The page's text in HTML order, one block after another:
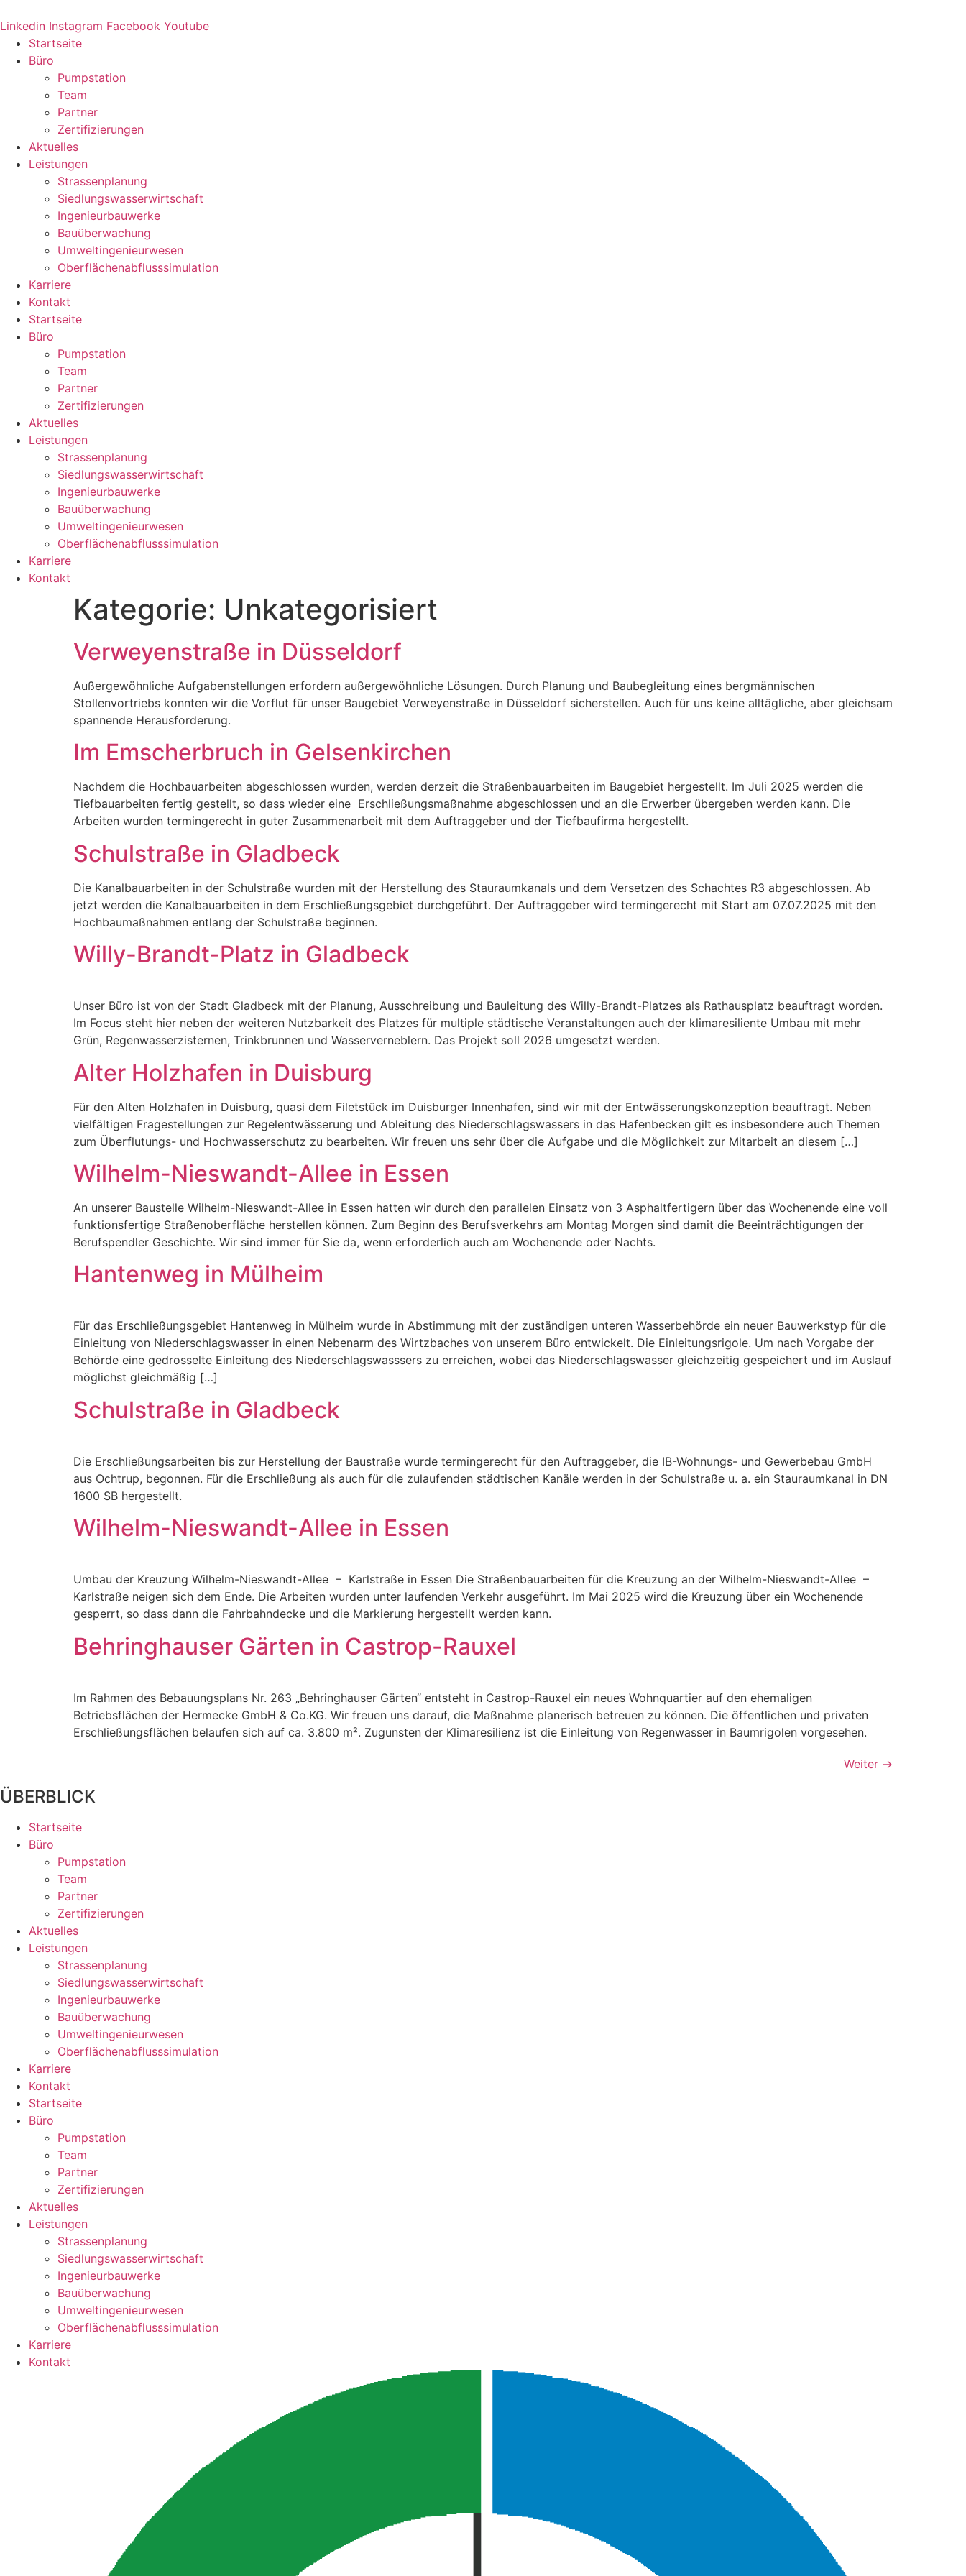
Inhalt
springen
Linkedin Instagram Facebook Youtube
Startseite
Büro
Pumpstation
Team
Partner
Zertifizierungen
Aktuelles
Leistungen
Strassenplanung
Siedlungswasserwirtschaft
Ingenieurbauwerke
Bauüberwachung
Umweltingenieurwesen
Oberflächenabflusssimulation
Karriere
Kontakt
Startseite
Büro
Pumpstation
Team
Partner
Zertifizierungen
Aktuelles
Leistungen
Strassenplanung
Siedlungswasserwirtschaft
Ingenieurbauwerke
Bauüberwachung
Umweltingenieurwesen
Oberflächenabflusssimulation
Karriere
Kontakt
Kategorie: Unkategorisiert
Verweyenstraße in Düsseldorf
Außergewöhnliche Aufgabenstellungen erfordern außergewöhnliche Lösungen. Durch Planung und Baubegleitung eines bergmännischen
Stollenvortriebs konnten wir die Vorflut für unser Baugebiet Verweyenstraße in Düsseldorf sicherstellen. Auch für uns keine alltägliche, aber gleichsam
spannende Herausforderung.
Im Emscherbruch in Gelsenkirchen
Nachdem die Hochbauarbeiten abgeschlossen wurden, werden derzeit die Straßenbauarbeiten im Baugebiet hergestellt. Im Juli 2025 werden die
Tiefbauarbeiten fertig gestellt, so dass wieder eine Erschließungsmaßnahme abgeschlossen und an die Erwerber übergeben werden kann. Die
Arbeiten wurden termingerecht in guter Zusammenarbeit mit dem Auftraggeber und der Tiefbaufirma hergestellt.
Schulstraße in Gladbeck
Die Kanalbauarbeiten in der Schulstraße wurden mit der Herstellung des Stauraumkanals und dem Versetzen des Schachtes R3 abgeschlossen. Ab
jetzt werden die Kanalbauarbeiten in dem Erschließungsgebiet durchgeführt. Der Auftraggeber wird termingerecht mit Start am 07.07.2025 mit den
Hochbaumaßnahmen entlang der Schulstraße beginnen.
Willy-Brandt-Platz in Gladbeck
Unser Büro ist von der Stadt Gladbeck mit der Planung, Ausschreibung und Bauleitung des Willy-Brandt-Platzes als Rathausplatz beauftragt worden.
Im Focus steht hier neben der weiteren Nutzbarkeit des Platzes für multiple städtische Veranstaltungen auch der klimaresiliente Umbau mit mehr
Grün, Regenwasserzisternen, Trinkbrunnen und Wasserverneblern. Das Projekt soll 2026 umgesetzt werden.
Alter Holzhafen in Duisburg
Für den Alten Holzhafen in Duisburg, quasi dem Filetstück im Duisburger Innenhafen, sind wir mit der Entwässerungskonzeption beauftragt. Neben
vielfältigen Fragestellungen zur Regelentwässerung und Ableitung des Niederschlagswassers in das Hafenbecken gilt es insbesondere auch Themen
zum Überflutungs- und Hochwasserschutz zu bearbeiten. Wir freuen uns sehr über die Aufgabe und die Möglichkeit zur Mitarbeit an diesem […]
Wilhelm-Nieswandt-Allee in Essen
An unserer Baustelle Wilhelm-Nieswandt-Allee in Essen hatten wir durch den parallelen Einsatz von 3 Asphaltfertigern über das Wochenende eine voll
funktionsfertige Straßenoberfläche herstellen können. Zum Beginn des Berufsverkehrs am Montag Morgen sind damit die Beeinträchtigungen der
Berufspendler Geschichte. Wir sind immer für Sie da, wenn erforderlich auch am Wochenende oder Nachts.
Hantenweg in Mülheim
Für das Erschließungsgebiet Hantenweg in Mülheim wurde in Abstimmung mit der zuständigen unteren Wasserbehörde ein neuer Bauwerkstyp für die
Einleitung von Niederschlagswasser in einen Nebenarm des Wirtzbaches von unserem Büro entwickelt. Die Einleitungsrigole. Um nach Vorgabe der
Behörde eine gedrosselte Einleitung des Niederschlagswasssers zu erreichen, wobei das Niederschlagswasser gleichzeitig gespeichert und im Auslauf
möglichst gleichmäßig […]
Schulstraße in Gladbeck
Die Erschließungsarbeiten bis zur Herstellung der Baustraße wurde termingerecht für den Auftraggeber, die IB-Wohnungs- und Gewerbebau GmbH
aus Ochtrup, begonnen. Für die Erschließung als auch für die zulaufenden städtischen Kanäle werden in der Schulstraße u. a. ein Stauraumkanal in DN
1600 SB hergestellt.
Wilhelm-Nieswandt-Allee in Essen
Umbau der Kreuzung Wilhelm-Nieswandt-Allee – Karlstraße in Essen Die Straßenbauarbeiten für die Kreuzung an der Wilhelm-Nieswandt-Allee –
Karlstraße neigen sich dem Ende. Die Arbeiten wurden unter laufenden Verkehr ausgeführt. Im Mai 2025 wird die Kreuzung über ein Wochenende
gesperrt, so dass dann die Fahrbahndecke und die Markierung hergestellt werden kann.
Behringhauser Gärten in Castrop-Rauxel
Im Rahmen des Bebauungsplans Nr. 263 „Behringhauser Gärten“ entsteht in Castrop-Rauxel ein neues Wohnquartier auf den ehemaligen
Betriebsflächen der Hermecke GmbH & Co.KG. Wir freuen uns darauf, die Maßnahme planerisch betreuen zu können. Die öffentlichen und privaten
Erschließungsflächen belaufen sich auf ca. 3.800 m². Zugunsten der Klimaresilienz ist die Einleitung von Regenwasser in Baumrigolen vorgesehen.
Weiter →
ÜBERBLICK
Startseite
Büro
Pumpstation
Team
Partner
Zertifizierungen
Aktuelles
Leistungen
Strassenplanung
Siedlungswasserwirtschaft
Ingenieurbauwerke
Bauüberwachung
Umweltingenieurwesen
Oberflächenabflusssimulation
Karriere
Kontakt
Startseite
Büro
Pumpstation
Team
Partner
Zertifizierungen
Aktuelles
Leistungen
Strassenplanung
Siedlungswasserwirtschaft
Ingenieurbauwerke
Bauüberwachung
Umweltingenieurwesen
Oberflächenabflusssimulation
Karriere
Kontakt